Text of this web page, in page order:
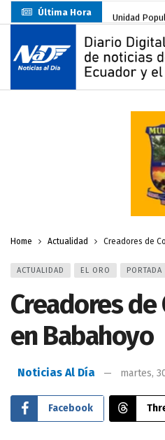
Última Hora Unidad
Delegación
Gobierno
Prefecto
Colombia
Carlos
Carlos
Nuevo
Home Actualidad Creadores de
ACTUALIDAD EL ORO PORTADA
Creadores
en Babahoyo
Noticias Al Día martes,
Facebook